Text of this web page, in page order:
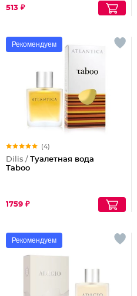
513 ₽
Рекомендуем
(4)
Dilis / Туалетная вода
Taboo
1759 ₽
Рекомендуем